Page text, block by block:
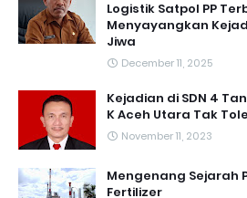
Logistik Satpol PP
Menyayangkan
Jiwa
December 11, 2025
Kejadian di SDN 4
K Aceh Utara Tak
November 11, 2023
Mengenang Sejarah
Fertilizer